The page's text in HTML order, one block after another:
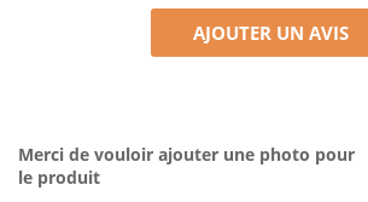
AJOUTER UN AVIS
Merci de vouloir ajouter une photo pour
le produit